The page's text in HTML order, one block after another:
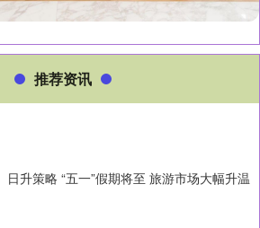
推荐资讯
日升策略 “五一”假期将至 旅游市场大幅升温